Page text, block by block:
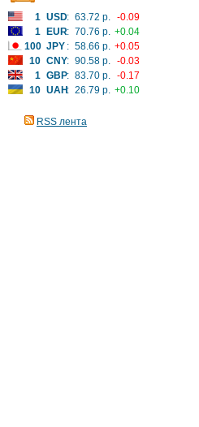
1 USD: 63.72 р. -0.09
1
EUR: 70.76 р. +0.04
100 JPY : 58.66 р. +0.05
10 CNY: 90.58 р. -0.03
1 GBP: 83.70 р. -0.17
10 UAH: 26.79 р. +0.10
RSS лента